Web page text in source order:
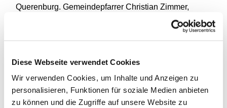
Diese Webseite verwendet Cookies
Wir verwenden Cookies, um Inhalte und Anzeigen zu
personalisieren, Funktionen für soziale Medien anbieten
zu können und die Zugriffe auf unsere Website zu
Querenburg. Gemeindepfarrer Christian Zimmer,
Pfarrer i. R. Wolfgang Schwabe, der Regionalvertreter
von ASF, und gut 30 Gottesdienstbesucher begleiteten
sie symbolisch für ihre bevorstehende Aufgabe. Ein
"Wir haben heute den Diakonie-Sonntag. Da passt es
gut, dass wir hier Gäste von Aktion Sühnezeichen
Friedensdienste unter uns haben, die bereit sind,